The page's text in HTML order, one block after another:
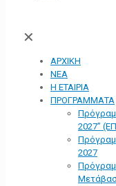
✕
ΑΡΧΙΚΗ
ΝΕΑ
Η ΕΤΑΙΡΙΑ
ΠΡΟΓΡΑΜΜΑΤΑ
2027”
2027